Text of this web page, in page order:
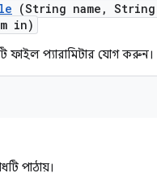
(String name ,
in)
ফাইল প্যারামিটার যোগ করুন।
পাঠায়।